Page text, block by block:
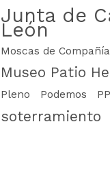
Junta de
León
Moscas de Compañía
Museo Patio
Pleno Podemos PP
soterramiento